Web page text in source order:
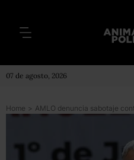
07 de agosto, 2026
Home >